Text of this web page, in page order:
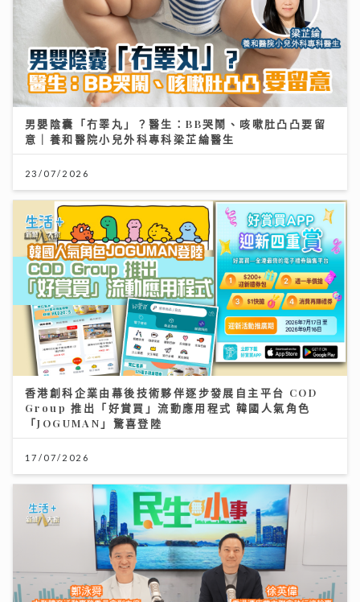
男嬰陰囊「冇睪丸」？醫生：BB哭鬧、咳嗽肚凸凸要留
意｜養和醫院小兒外科專科梁芷綸醫生
23/07/2026
香港創科企業由幕後技術夥伴逐步發展自主平台 COD
Group 推出「好賞買」流動應用程式 韓國人氣角色
「JOGUMAN」驚喜登陸
17/07/2026